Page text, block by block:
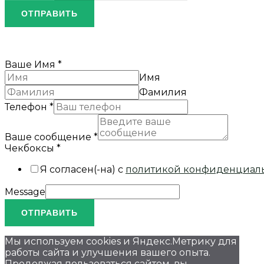
ОТПРАВИТЬ
Ваше Имя *
Имя
Фамилия
Телефон *
Ваше сообщение *
Чекбоксы *
Я согласен(-на) с политикой
Message
ОТПРАВИТЬ
Мы используем cookies и Яндекс.Метрику для
работы сайта и улучшения вашего опыта.